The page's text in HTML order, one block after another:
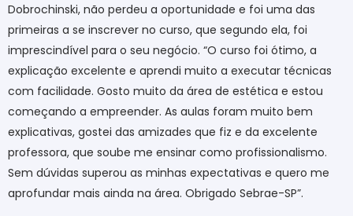
Dobrochinski, não perdeu a oportunidade e foi uma das
primeiras a se inscrever no curso, que segundo ela, foi
imprescindível para o seu negócio. “O curso foi ótimo, a
explicação excelente e aprendi muito a executar técnicas
com facilidade. Gosto muito da área de estética e estou
começando a empreender. As aulas foram muito bem
explicativas, gostei das amizades que fiz e da excelente
professora, que soube me ensinar como profissionalismo.
Sem dúvidas superou as minhas expectativas e quero me
aprofundar mais ainda na área. Obrigado Sebrae-SP”.